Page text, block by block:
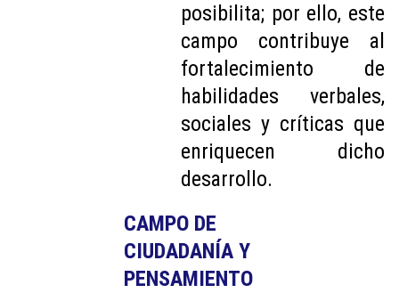
posibilita; por ello, este
campo contribuye al
fortalecimiento de
habilidades verbales,
sociales y críticas que
enriquecen dicho
desarrollo.
CAMPO DE
CIUDADANÍA Y
PENSAMIENTO